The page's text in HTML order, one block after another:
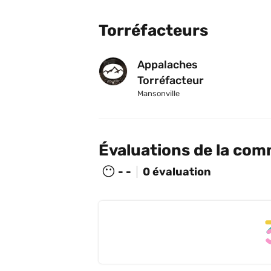
Torréfacteurs
Appalaches
Torréfacteur
Mansonville
Évaluations de la
😶 - - 0 évaluation